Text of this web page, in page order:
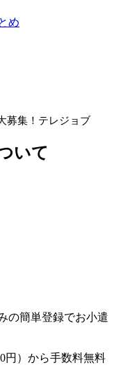
め
募集！テレジョブ
いて
の簡単登録でお小遣
円）から手数料無料